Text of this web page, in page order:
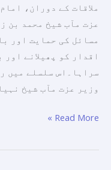
ملاقات کے دوران،
عزت مآب شیخ محمد بن
مسائل کی حمایت اور
اقدار کو پھیلانے
سراہا۔اس سلسلے میں
وزیر عزت مآب شیخ
اپنی
رہائش
گاہ
پر،
عزت
مآب
نہیان
Read More »